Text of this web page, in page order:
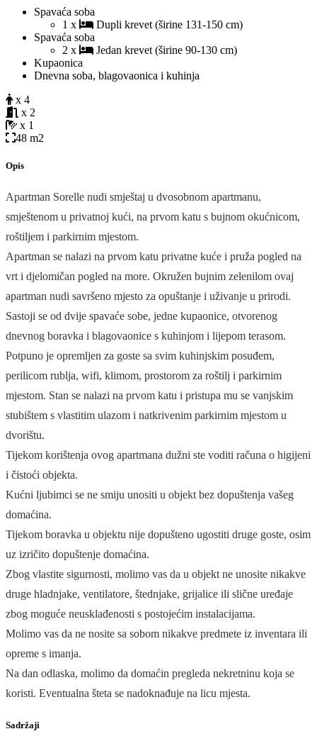
Spavaća soba
1 x
Dupli krevet (širine 131-150 cm)
Spavaća soba
2 x
Jedan krevet (širine 90-130 cm)
Kupaonica
Dnevna soba, blagovaonica i kuhinja
x 4
x 2
x 1
48 m2
Opis
Apartman Sorelle nudi smještaj u dvosobnom apartmanu,
smještenom u privatnoj kući, na prvom katu s bujnom okućnicom,
roštiljem i parkirnim mjestom.
Apartman se nalazi na prvom katu privatne kuće i pruža pogled na
vrt i djelomičan pogled na more. Okružen bujnim zelenilom ovaj
apartman nudi savršeno mjesto za opuštanje i uživanje u prirodi.
Sastoji se od dvije spavaće sobe, jedne kupaonice, otvorenog
dnevnog boravka i blagovaonice s kuhinjom i lijepom terasom.
Potpuno je opremljen za goste sa svim kuhinjskim posuđem,
perilicom rublja, wifi, klimom, prostorom za roštilj i parkirnim
mjestom. Stan se nalazi na prvom katu i pristupa mu se vanjskim
stubištem s vlastitim ulazom i natkrivenim parkirnim mjestom u
dvorištu.
Tijekom korištenja ovog apartmana dužni ste voditi računa o higijeni
i čistoći objekta.
Kućni ljubimci se ne smiju unositi u objekt bez dopuštenja vašeg
domaćina.
Tijekom boravka u objektu nije dopušteno ugostiti druge goste, osim
uz izričito dopuštenje domaćina.
Zbog vlastite sigurnosti, molimo vas da u objekt ne unosite nikakve
druge hladnjake, ventilatore, štednjake, grijalice ili slične uređaje
zbog moguće neusklađenosti s postojećim instalacijama.
Molimo vas da ne nosite sa sobom nikakve predmete iz inventara ili
opreme s imanja.
Na dan odlaska, molimo da domaćin pregleda nekretninu koja se
koristi. Eventualna šteta se nadoknađuje na licu mjesta.
Sadržaji